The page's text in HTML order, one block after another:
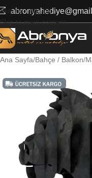
Skip to navigation
Skip to main content
Ana Sayfa Bahçe / Balkon